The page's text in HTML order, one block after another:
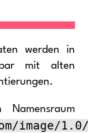
werden in
mit alten
image/